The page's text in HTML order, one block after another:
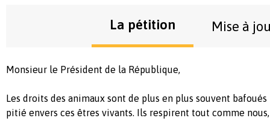
La pétition Mise à
Monsieur le Président de la République,
Les droits des animaux sont de plus en plus souvent bafoués
pitié envers ces êtres vivants. Ils respirent tout comme